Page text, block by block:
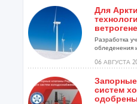
Для
Разработка
обледенения
06 АВГУСТА
систем